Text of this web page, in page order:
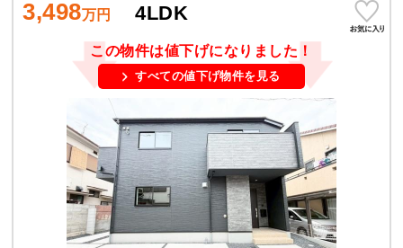
3,498万円 4LDK
この物件は値下げになりました！
すべての値下げ物件を見る